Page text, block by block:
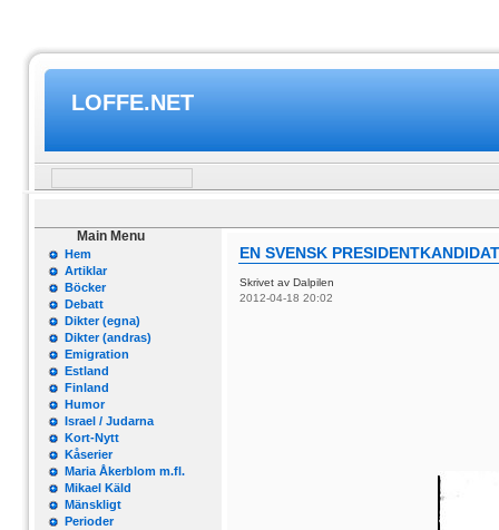
LOFFE.NET
Main Menu
Hem
Artiklar
Böcker
Debatt
Dikter (egna)
Dikter (andras)
Emigration
Estland
Finland
Humor
Israel / Judarna
Kort-Nytt
Kåserier
Maria Åkerblom m.fl.
Mikael Käld
Mänskligt
Perioder
EN SVENSK
Skrivet av Dalpilen
2012-04-18 20:02